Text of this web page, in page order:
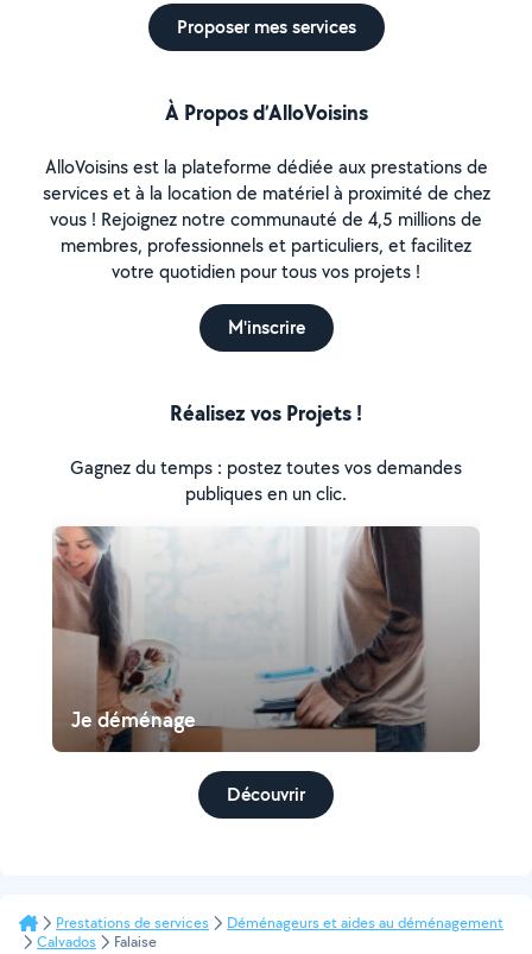
Proposer mes services
À Propos d’AlloVoisins
AlloVoisins est la plateforme dédiée aux prestations de
services et à la location de matériel à proximité de chez
vous ! Rejoignez notre communauté de 4,5 millions de
membres, professionnels et particuliers, et facilitez
votre quotidien pour tous vos projets !
M'inscrire
Réalisez vos Projets !
Gagnez du temps : postez toutes vos demandes
publiques en un clic.
Je déménage
Découvrir
Prestations de services
Déménageurs et aides au déménagement
Calvados
Falaise